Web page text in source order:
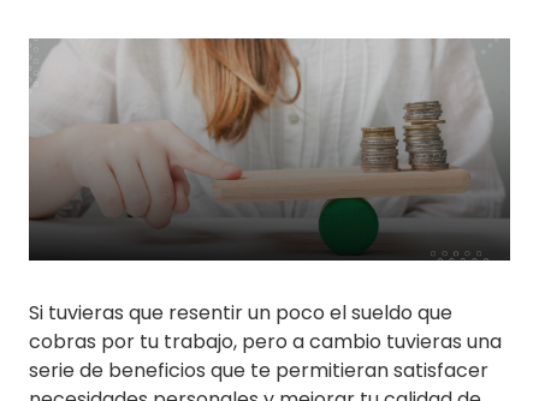
Si tuvieras que resentir un poco el sueldo que
cobras por tu trabajo, pero a cambio tuvieras una
serie de beneficios que te permitieran satisfacer